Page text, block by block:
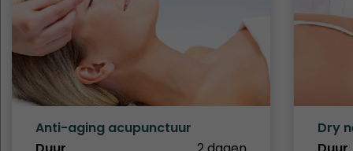
Anti-aging acupunctuur
Dry